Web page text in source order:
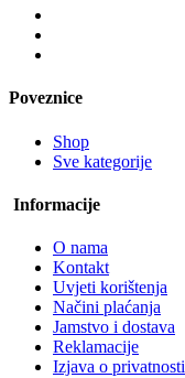
Poveznice
Shop
Sve kategorije
Informacije
O nama
Kontakt
Uvjeti korištenja
Načini plaćanja
Jamstvo i dostava
Reklamacije
Izjava o privatnosti